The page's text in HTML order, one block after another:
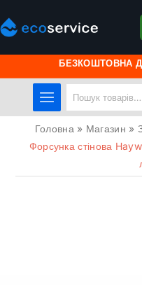
БЕЗКОШТОВНА
Головна » Магазин »
Форсунка стінова